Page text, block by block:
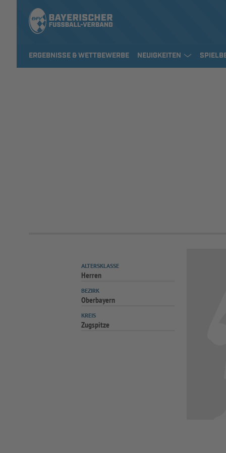
ERGEBNISSE & WETTBEWERBE NEUIGKEITEN
ALTERSKLASSE
Herren
BEZIRK
Oberbayern
KREIS
Zugspitze